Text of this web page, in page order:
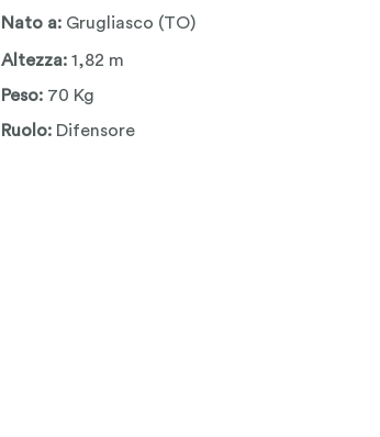
Nato a: Grugliasco (TO)
Altezza: 1,82 m
Peso: 70 Kg
Ruolo: Difensore